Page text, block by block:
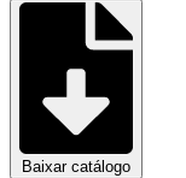
Baixar catálogo